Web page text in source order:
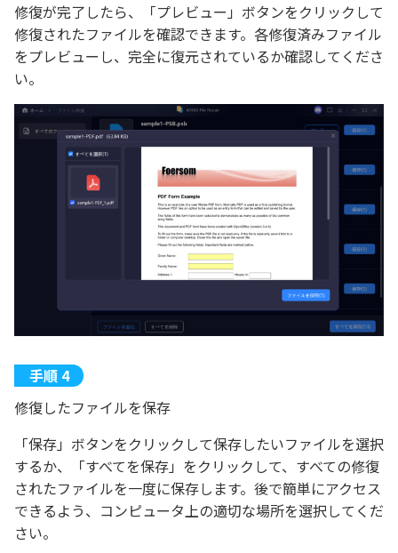
修復が完了したら、「プレビュー」ボタンをクリックして
修復されたファイルを確認できます。各修復済みファイル
をプレビューし、完全に復元されているか確認してくださ
い。
修復したファイルを保存
「保存」ボタンをクリックして保存したいファイルを選択
するか、「すべてを保存」をクリックして、すべての修復
されたファイルを一度に保存します。後で簡単にアクセス
できるよう、コンピュータ上の適切な場所を選択してくだ
さい。